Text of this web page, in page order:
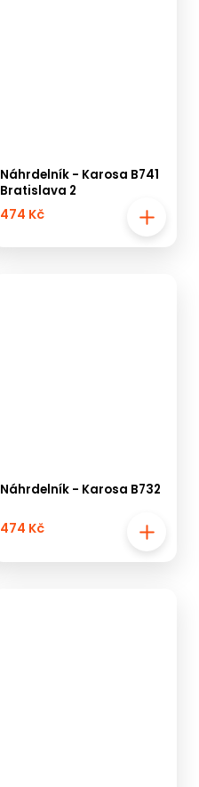
Náhrdelník - Karosa B741
Bratislava 2
474 Kč
Náhrdelník - Karosa B732
474 Kč